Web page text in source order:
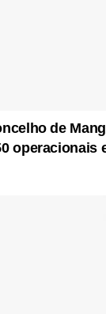
de
operacionais